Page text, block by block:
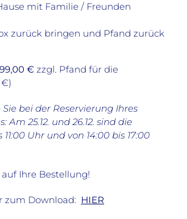
mit Familie / Freunden
zurück bringen und Pfand zurück
€ zzgl. Pfand für die
€)
bei der Reservierung Ihres
Am 25.12. und 26.12. sind die
Uhr und von 14:00 bis 17:00
Ihre Bestellung!
zum Download: HIER